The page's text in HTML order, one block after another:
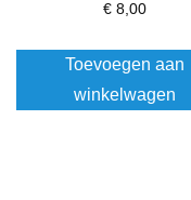
€ 8,00
Toevoegen aan
winkelwagen